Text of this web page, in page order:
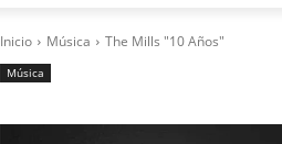
Inicio Música The Mills "10 Años"
Música